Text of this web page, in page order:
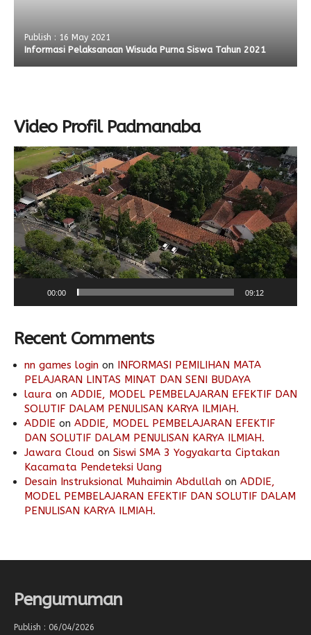
Publish : 16 May 2021
Informasi Pelaksanaan Wisuda Purna Siswa Tahun 2021
Video Profil Padmanaba
Video
Player
00:00 09:12
Recent Comments
nn games login on INFORMASI PEMILIHAN MATA
PELAJARAN LINTAS MINAT DAN SENI BUDAYA
laura on ADDIE, MODEL PEMBELAJARAN EFEKTIF DAN
SOLUTIF DALAM PENULISAN KARYA ILMIAH.
ADDIE on ADDIE, MODEL PEMBELAJARAN EFEKTIF
DAN SOLUTIF DALAM PENULISAN KARYA ILMIAH.
Jawara Cloud on Siswi SMA 3 Yogyakarta Ciptakan
Kacamata Pendeteksi Uang
Desain Instruksional Muhaimin Abdullah on ADDIE,
MODEL PEMBELAJARAN EFEKTIF DAN SOLUTIF DALAM
PENULISAN KARYA ILMIAH.
Pengumuman
Publish : 06/04/2026